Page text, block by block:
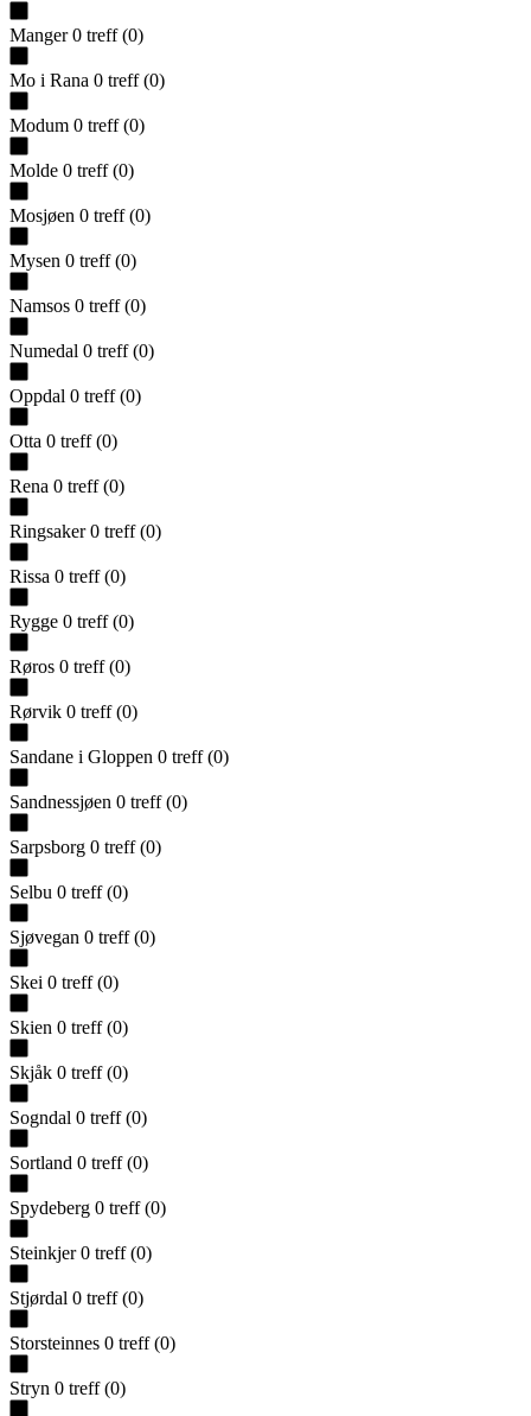
Manger 0 treff (0)
Mo i Rana 0 treff (0)
Modum 0 treff (0)
Molde 0 treff (0)
Mosjøen 0 treff (0)
Mysen 0 treff (0)
Namsos 0 treff (0)
Numedal 0 treff (0)
Oppdal 0 treff (0)
Otta 0 treff (0)
Rena 0 treff (0)
Ringsaker 0 treff (0)
Rissa 0 treff (0)
Rygge 0 treff (0)
Røros 0 treff (0)
Rørvik 0 treff (0)
Sandane i Gloppen 0 treff (0)
Sandnessjøen 0 treff (0)
Sarpsborg 0 treff (0)
Selbu 0 treff (0)
Sjøvegan 0 treff (0)
Skei 0 treff (0)
Skien 0 treff (0)
Skjåk 0 treff (0)
Sogndal 0 treff (0)
Sortland 0 treff (0)
Spydeberg 0 treff (0)
Steinkjer 0 treff (0)
Stjørdal 0 treff (0)
Storsteinnes 0 treff (0)
Stryn 0 treff (0)